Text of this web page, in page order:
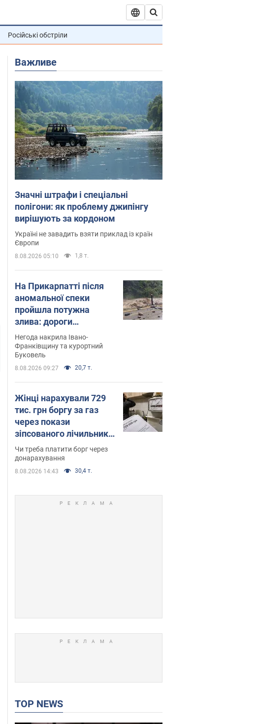
Російські обстріли
Важливе
Значні штрафи і спеціальні
полігони: як проблему джипінгу
вирішують за кордоном
Україні не завадить взяти приклад із країн
Європи
8.08.2026 05:10 1,8 т.
На Прикарпатті після
аномальної спеки
пройшла потужна
злива: дороги
перетворились на
річки. Відео
Негода накрила Івано-
Франківщину та курортний
Буковель
8.08.2026 09:27 20,7 т.
Жінці нарахували 729
тис. грн боргу за газ
через покази
зіпсованого лічильника:
суддя ухвалив
неочікуване рішення
Чи треба платити борг через
донарахування
8.08.2026 14:43 30,4 т.
TOP NEWS